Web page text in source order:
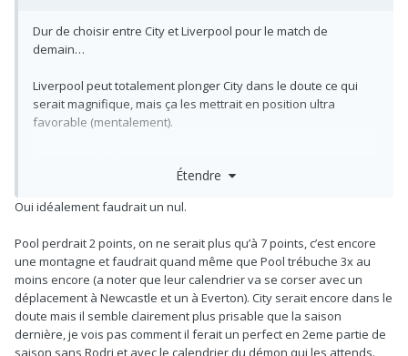
Dur de choisir entre City et Liverpool pour le match de
demain…
Liverpool peut totalement plonger City dans le doute ce qui
serait magnifique, mais ça les mettrait en position ultra
favorable (mentalement).
ferait croire qu’ils peuvent se passer de Rodri pour gagner.
Un match nul pourri ?!
Étendre
Oui idéalement faudrait un nul.
Pool perdrait 2 points, on ne serait plus qu’à 7 points, c’est encore
une montagne et faudrait quand même que Pool trébuche 3x au
moins encore (a noter que leur calendrier va se corser avec un
déplacement à Newcastle et un à Everton). City serait encore dans le
doute mais il semble clairement plus prisable que la saison
dernière, je vois pas comment il ferait un perfect en 2eme partie de
saison sans Rodri et avec le calendrier du démon qui les attends.